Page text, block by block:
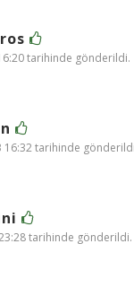
tarihinde gönderildi.
16:32 tarihinde
tarihinde gönderildi.